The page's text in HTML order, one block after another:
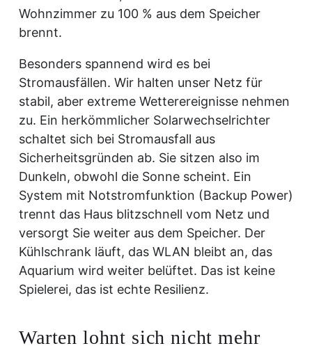
Wohnzimmer zu 100 % aus dem Speicher
brennt.
Besonders spannend wird es bei
Stromausfällen. Wir halten unser Netz für
stabil, aber extreme Wetterereignisse nehmen
zu. Ein herkömmlicher Solarwechselrichter
schaltet sich bei Stromausfall aus
Sicherheitsgründen ab. Sie sitzen also im
Dunkeln, obwohl die Sonne scheint. Ein
System mit Notstromfunktion (Backup Power)
trennt das Haus blitzschnell vom Netz und
versorgt Sie weiter aus dem Speicher. Der
Kühlschrank läuft, das WLAN bleibt an, das
Aquarium wird weiter belüftet. Das ist keine
Spielerei, das ist echte Resilienz.
Warten lohnt sich nicht mehr